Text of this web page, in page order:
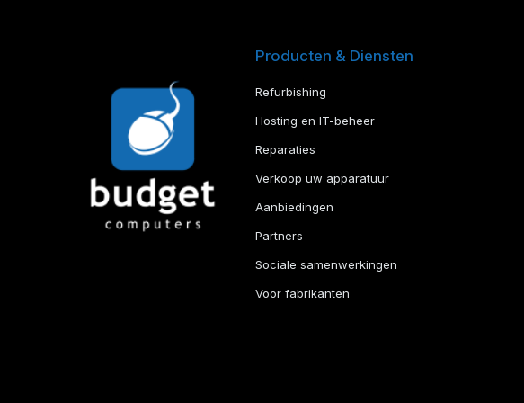
Producten & Diensten
Refurbishing
Hosting en IT-beheer
Reparaties
Verkoop uw apparatuur
Aanbiedingen
Partners
Sociale samenwerkingen
Voor fabrikanten